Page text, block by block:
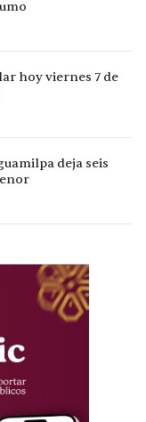
hoy viernes 7 de
deja seis